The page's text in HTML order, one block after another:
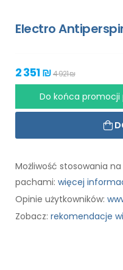
Electro
2 351 ₪4 921 ₪
Do końca promocji
Możliwość stosowania
pachami: więcej
Opinie użytkowników:
Zobacz: rekomendacje